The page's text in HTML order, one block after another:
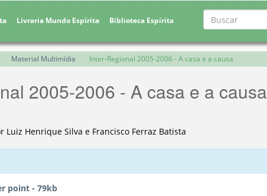
Livraria Mundo Espírita Biblioteca Espírita
Material Multimídia Inter-Regional 2005-2006 - A casa e a causa
2005-2006 - A casa e a causa
Luiz Henrique Silva e Francisco Ferraz Batista
point - 79kb